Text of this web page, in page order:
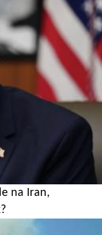
na Iran,